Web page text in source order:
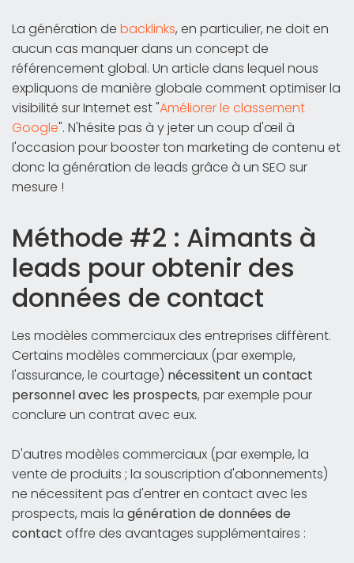
La génération de backlinks, en particulier, ne doit en
aucun cas manquer dans un concept de
référencement global. Un article dans lequel nous
expliquons de manière globale comment optimiser la
visibilité sur Internet est "Améliorer le classement
Google". N'hésite pas à y jeter un coup d'œil à
l'occasion pour booster ton marketing de contenu et
donc la génération de leads grâce à un SEO sur
mesure !
Méthode #2 : Aimants à
leads pour obtenir des
données de contact
Les modèles commerciaux des entreprises diffèrent.
Certains modèles commerciaux (par exemple,
l'assurance, le courtage) nécessitent un contact
personnel avec les prospects, par exemple pour
conclure un contrat avec eux.
D'autres modèles commerciaux (par exemple, la
vente de produits ; la souscription d'abonnements)
ne nécessitent pas d'entrer en contact avec les
prospects, mais la génération de données de
contact offre des avantages supplémentaires :